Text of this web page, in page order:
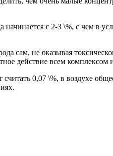
начинается с 2-3 \%, с чем в
сам, не оказывая
действие всем комплексом
0,07 \%, в воздухе